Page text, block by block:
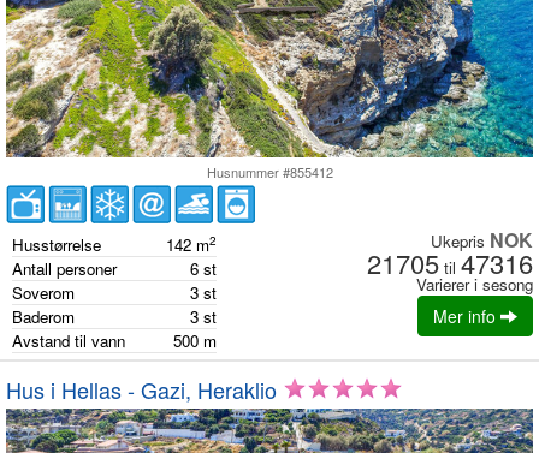
Husnummer #855412
Husstørrelse 142 m2
Antall personer 6 st
Soverom
3 st
Baderom
3 st
Avstand til vann
500 m
Ukepris NOK
21705 til 47316
Varierer i sesong
Mer info
Hus i Hellas - Gazi, Heraklio